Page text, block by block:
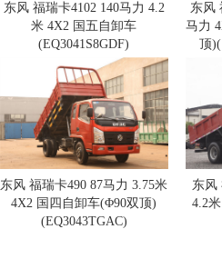
东风 福瑞卡4102 140马力 4.2
米 4X2 国五自卸车
(EQ3041S8GDF)
东风
马力
顶
东风 福瑞卡490 87马力 3.75米
4X2 国四自卸车(Φ90双顶)
(EQ3043TGAC)
东风
4.2